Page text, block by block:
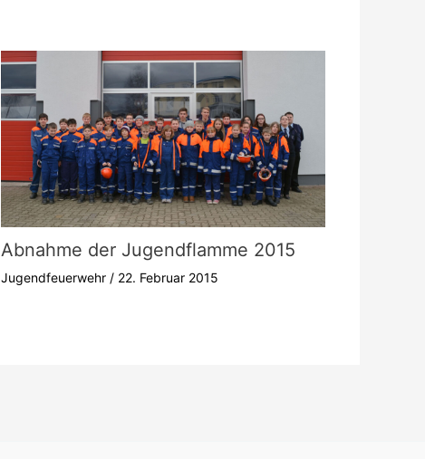
Abnahme der Jugendflamme 2015
Jugendfeuerwehr / 22. Februar 2015